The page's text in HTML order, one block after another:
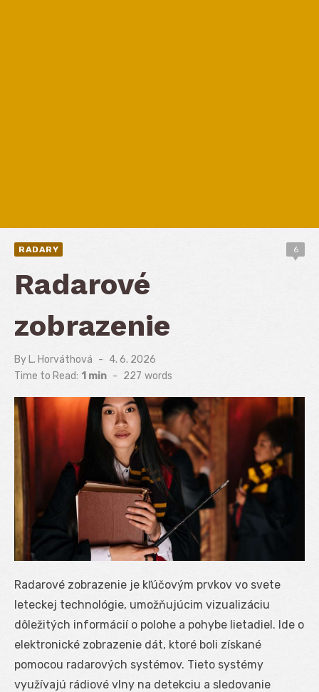
RADARY 6
Radarové
zobrazenie
By L. Horváthová
Posted
4. 6. 2026
Time to Read: 1 min - 227 words
Radarové zobrazenie je kľúčovým prvkov vo svete
leteckej technológie, umožňujúcim vizualizáciu
dôležitých informácií o polohe a pohybe lietadiel. Ide o
elektronické zobrazenie dát, ktoré boli získané
pomocou radarových systémov. Tieto systémy
využívajú rádiové vlny na detekciu a sledovanie